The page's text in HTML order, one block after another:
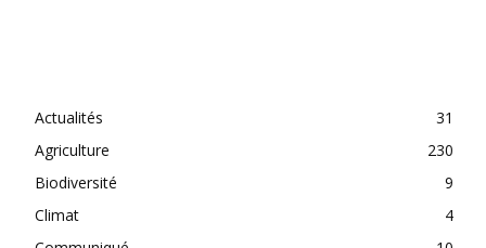
Actualités
31
Agriculture
230
Biodiversité
9
Climat
4